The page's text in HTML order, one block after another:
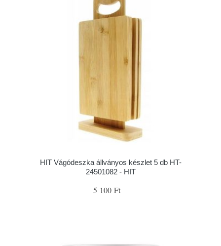
HIT Vágódeszka állványos készlet 5 db HT-
24501082 - HIT
5 100 Ft